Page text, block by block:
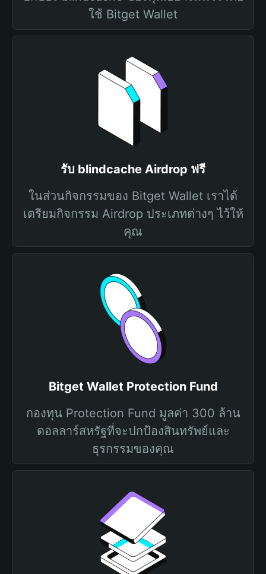
ใช้ Bitget Wallet
รับ blindcache Airdrop ฟรี
ในส่วนกิจกรรมของ Bitget Wallet เราได้
เตรียมกิจกรรม Airdrop ประเภทต่างๆ ไว้ให้
คุณ
Bitget Wallet Protection Fund
กองทุน Protection Fund มูลค่า 300 ล้าน
ดอลลาร์สหรัฐที่จะปกป้องสินทรัพย์และ
ธุรกรรมของคุณ